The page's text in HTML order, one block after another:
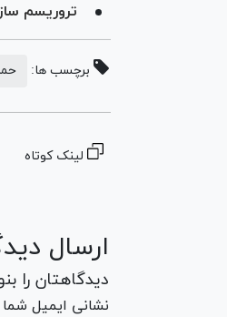
تروریسم
برچسب ها:
لینک کوتاه
ارسال
دیدگاهتان را
نشانی ایمیل